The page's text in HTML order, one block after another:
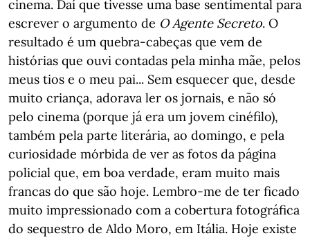
cinema. Daí que tivesse uma base sentimental para
escrever o argumento de O Agente Secreto. O
resultado é um quebra-cabeças que vem de
histórias que ouvi contadas pela minha mãe, pelos
meus tios e o meu pai... Sem esquecer que, desde
muito criança, adorava ler os jornais, e não só
pelo cinema (porque já era um jovem cinéfilo),
também pela parte literária, ao domingo, e pela
curiosidade mórbida de ver as fotos da página
policial que, em boa verdade, eram muito mais
francas do que são hoje. Lembro-me de ter ficado
muito impressionado com a cobertura fotográfica
do sequestro de Aldo Moro, em Itália. Hoje existe